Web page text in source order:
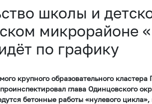
школы и
микрорайоне
по графику
крупного образовательного
глава Одинцовского
бетонные работы «нулевого